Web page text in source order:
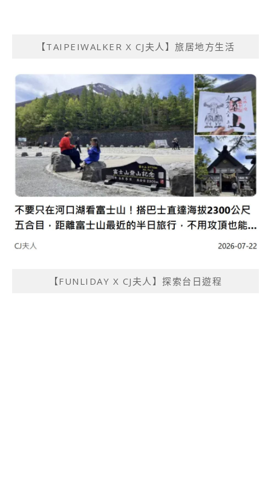
【TAIPEIWALKER X CJ夫人】旅居地方生活
【FUNLIDAY X CJ夫人】探索台日遊程